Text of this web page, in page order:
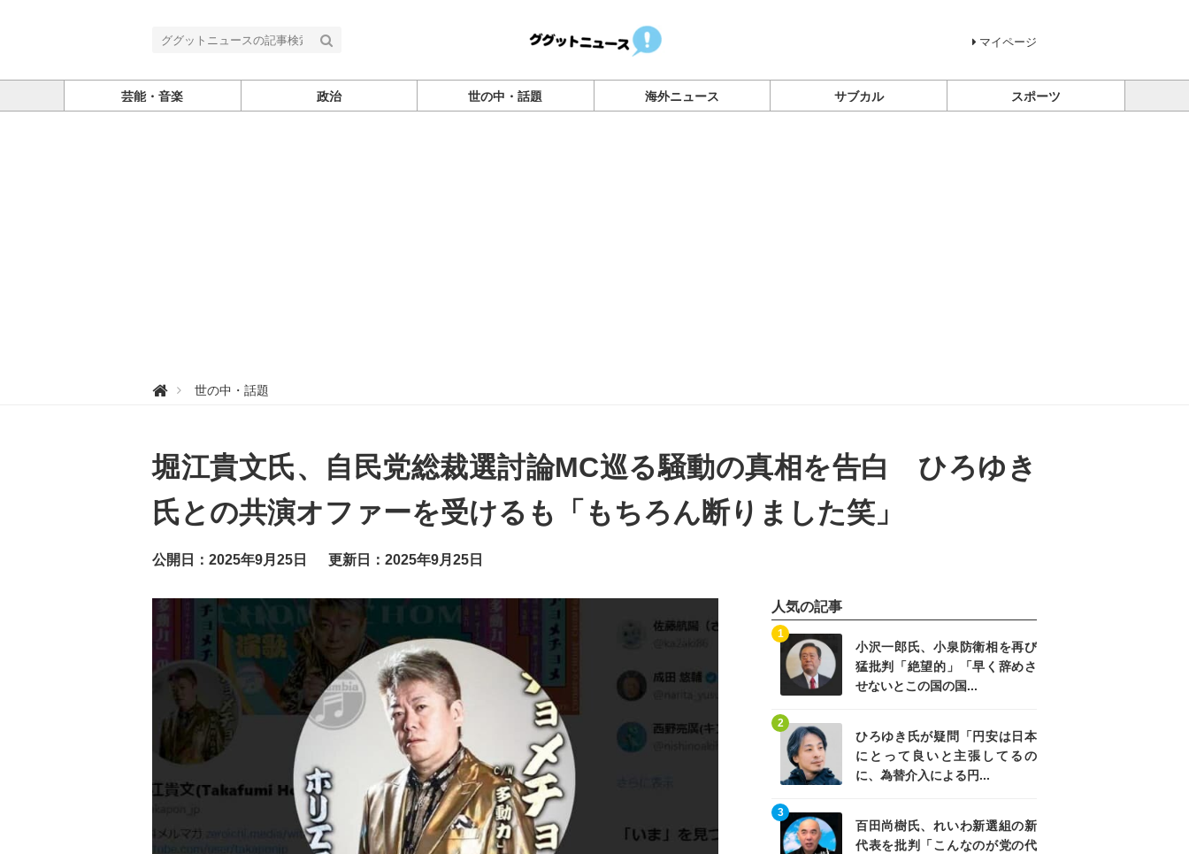
マイページ
芸能・音楽 政治 世の中・話題 海外ニュース サブカル スポーツ
グ
ュ
ー
ス
世の中・話題
堀江貴文氏、自民党総裁選討論MC巡る騒動の真相を告白 ひろゆき
氏との共演オファーを受けるも「もちろん断りました笑」
公開日：2025年9月25日 更新日：2025年9月25日
人気の記事
小沢一郎氏、小泉防衛相を再び
猛批判「絶望的」「早く辞めさ
せないとこの国の国...
1
記事を読む
ひろゆき氏が疑問「円安は日本
にとって良いと主張してるの
に、為替介入による円...
2
記事を読む
百田尚樹氏、れいわ新選組の新
代表を批判「こんなのが党の代
3